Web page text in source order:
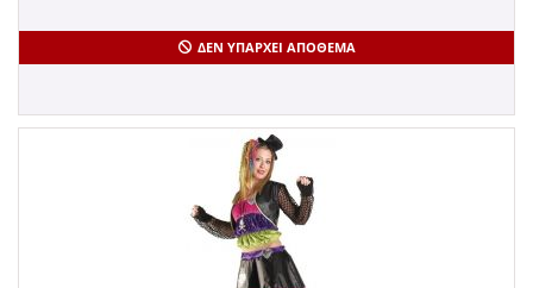
ΔΕΝ ΥΠΆΡΧΕΙ ΑΠΌΘΕΜΑ